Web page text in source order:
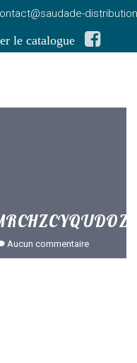
le catalogue
Aucun commentaire